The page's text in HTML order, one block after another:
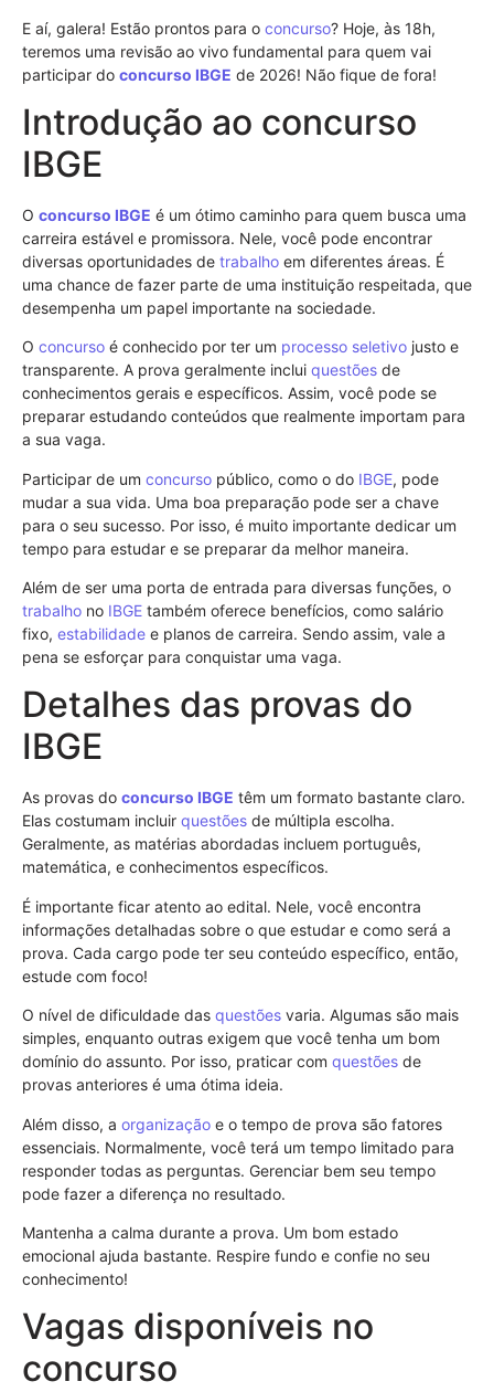
E aí, galera! Estão prontos para o concurso? Hoje, às 18h,
teremos uma revisão ao vivo fundamental para quem vai
participar do concurso IBGE de 2026! Não fique de fora!
Introdução ao concurso
IBGE
O concurso IBGE é um ótimo caminho para quem busca uma
carreira estável e promissora. Nele, você pode encontrar
diversas oportunidades de trabalho em diferentes áreas. É
uma chance de fazer parte de uma instituição respeitada, que
desempenha um papel importante na sociedade.
O concurso é conhecido por ter um processo seletivo justo e
transparente. A prova geralmente inclui questões de
conhecimentos gerais e específicos. Assim, você pode se
preparar estudando conteúdos que realmente importam para
a sua vaga.
Participar de um concurso público, como o do IBGE, pode
mudar a sua vida. Uma boa preparação pode ser a chave
para o seu sucesso. Por isso, é muito importante dedicar um
tempo para estudar e se preparar da melhor maneira.
Além de ser uma porta de entrada para diversas funções, o
trabalho no IBGE também oferece benefícios, como salário
fixo, estabilidade e planos de carreira. Sendo assim, vale a
pena se esforçar para conquistar uma vaga.
Detalhes das provas do
IBGE
As provas do concurso IBGE têm um formato bastante claro.
Elas costumam incluir questões de múltipla escolha.
Geralmente, as matérias abordadas incluem português,
matemática, e conhecimentos específicos.
É importante ficar atento ao edital. Nele, você encontra
informações detalhadas sobre o que estudar e como será a
prova. Cada cargo pode ter seu conteúdo específico, então,
estude com foco!
O nível de dificuldade das questões varia. Algumas são mais
simples, enquanto outras exigem que você tenha um bom
domínio do assunto. Por isso, praticar com questões de
provas anteriores é uma ótima ideia.
Além disso, a organização e o tempo de prova são fatores
essenciais. Normalmente, você terá um tempo limitado para
responder todas as perguntas. Gerenciar bem seu tempo
pode fazer a diferença no resultado.
Mantenha a calma durante a prova. Um bom estado
emocional ajuda bastante. Respire fundo e confie no seu
conhecimento!
Vagas disponíveis no
concurso